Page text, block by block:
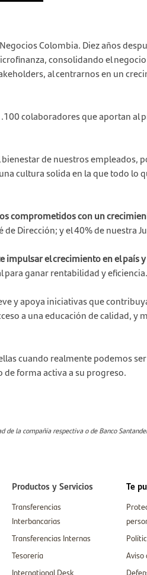
Colombia. Diez años
consolidando el
al centrarnos en un
colaboradores que aportan al
de nuestros empleados,
cultura solida en la que todo lo
comprometidos con un
Dirección; y el 40% de nuestra
el crecimiento en el país
ganar rentabilidad y eficiencia.
y apoya iniciativas que
a una educación de calidad, y
cuando realmente podemos
forma activa a su progreso.
de la compañía respectiva o de Banco
Productos y Servicios
Transferencias
Interbancarias
Transferencias Internas
Tesorería
International Desk
Te
Aviso